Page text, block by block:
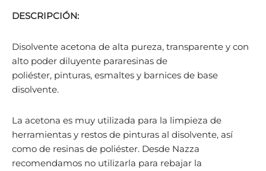
DESCRIPCIÓN:
Disolvente acetona de alta pureza, transparente y con
alto poder diluyente pararesinas de
poliéster, pinturas, esmaltes y barnices de base
disolvente.
La acetona es muy utilizada para la limpieza de
herramientas y restos de pinturas al disolvente, así
como de resinas de poliéster. Desde Nazza
recomendamos no utilizarla para rebajar la